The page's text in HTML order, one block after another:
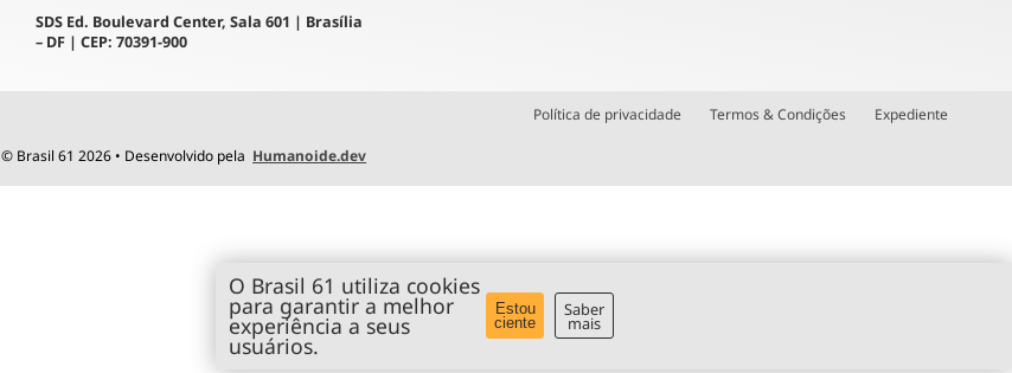
SDS Ed. Boulevard Center, Sala 601 | Brasília
– DF | CEP: 70391-900
Política de privacidade Termos & Condições Expediente
© Brasil 61 2026 • Desenvolvido pela Humanoide.dev
O Brasil 61 utiliza cookies
para garantir a melhor
experiência a seus
usuários.
Estou
ciente
Saber
mais